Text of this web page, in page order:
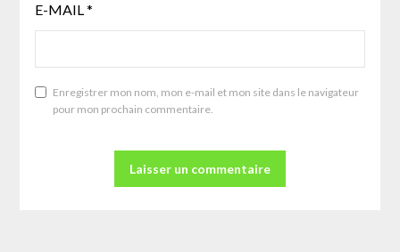
E-MAIL*
Enregistrer mon nom, mon e-mail et mon site dans le navigateur
pour mon prochain commentaire.